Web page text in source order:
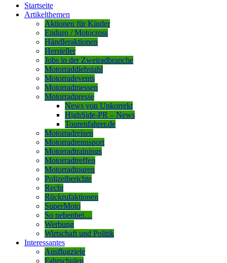
Startseite
Artikelthemen
Aktionen für Kinder
Enduro / Motocross
Händleraktionen
Hersteller
Jobs in der Zweiradbranche
Motorraddiebstahl
Motorradevents
Motorradmessen
Motorradpresse
News von Unkorrekt
HighSide-PR – News
Tourenfahrer.de
Motorradreisen
Motorradrennsport
Motorradtrainings
Motorradtreffen
Motorradtouren
Polizeiberichte
Recht
Rückrufaktionen
SuperMoto
So nebenbei…
Werbung
Wirtschaft und Politik
Interessantes
Ausflugziele
Fahrschulen